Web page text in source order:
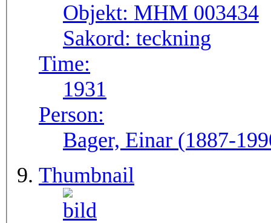
Objekt: MHM 003434
Sakord: teckning
Time:
1931
Person:
Bager, Einar (1887-
Thumbnail